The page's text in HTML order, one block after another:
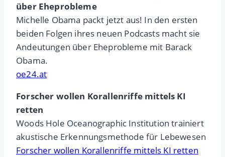
über Eheprobleme
Michelle Obama packt jetzt aus! In den ersten
beiden Folgen ihres neuen Podcasts macht sie
Andeutungen über Eheprobleme mit Barack
Obama.
oe24.at
Forscher wollen Korallenriffe mittels KI
retten
Woods Hole Oceanographic Institution trainiert
akustische Erkennungsmethode für Lebewesen
Forscher wollen Korallenriffe mittels KI retten